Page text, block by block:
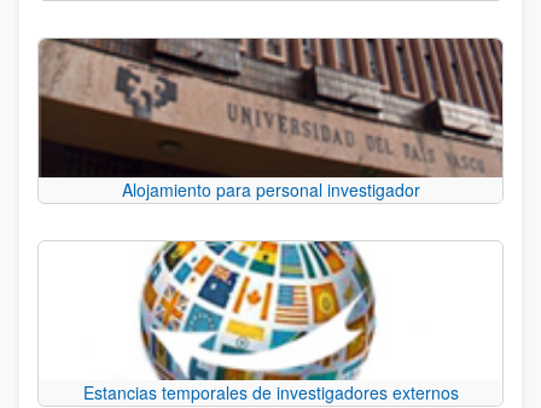
Alojamiento para personal investigador
Estancias temporales de investigadores externos